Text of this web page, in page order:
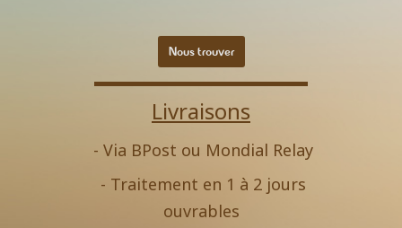
Nous trouver
Livraisons
- Via BPost ou Mondial Relay
- Traitement en 1 à 2 jours
ouvrables